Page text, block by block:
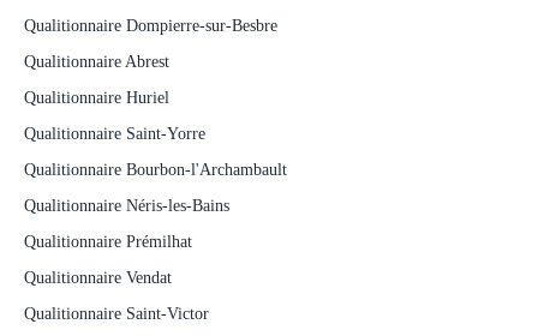
Qualitionnaire Dompierre-sur-Besbre
Qualitionnaire Abrest
Qualitionnaire Huriel
Qualitionnaire Saint-Yorre
Qualitionnaire Bourbon-l'Archambault
Qualitionnaire Néris-les-Bains
Qualitionnaire Prémilhat
Qualitionnaire Vendat
Qualitionnaire Saint-Victor